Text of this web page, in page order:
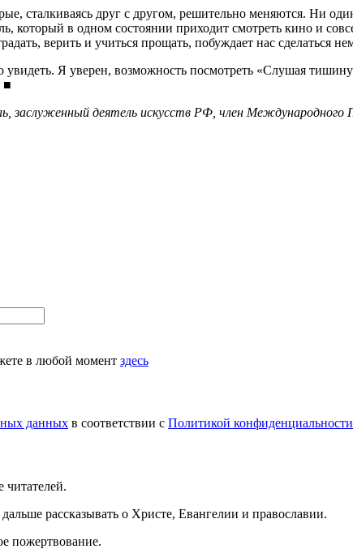
сталкиваясь друг с другом, решительно меняются. Ни
который в одном состоянии приходит смотреть кино и
верить и учиться прощать, побуждает нас сделаться
Я уверен, возможность посмотреть «Слушая
■
деятель искусств РФ, член Международного
в любой момент здесь
данных в соответствии с Политикой конфиденциальности
читателей.
рассказывать о Христе, Евангелии и православии.
пожертвование.